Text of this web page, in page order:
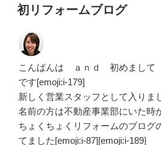
稿
日:
初リフォームブログ
こんばんは ａｎｄ 初めまし
です[emoji:i-179]
新しく営業スタッフとして入りま
名前の方は不動産事業部にいた時
ちょくちょくリフォームのブログ
てました[emoji:i-87][emoji:i-189]